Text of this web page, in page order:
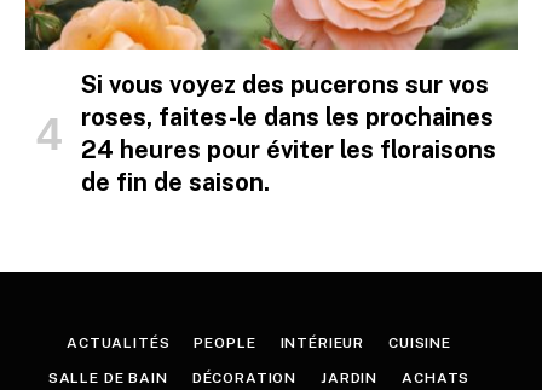
Si vous voyez des pucerons sur vos
roses, faites-le dans les prochaines
24 heures pour éviter les floraisons
de fin de saison.
ACTUALITÉS PEOPLE INTÉRIEUR CUISINE
SALLE DE BAIN DÉCORATION JARDIN ACHATS